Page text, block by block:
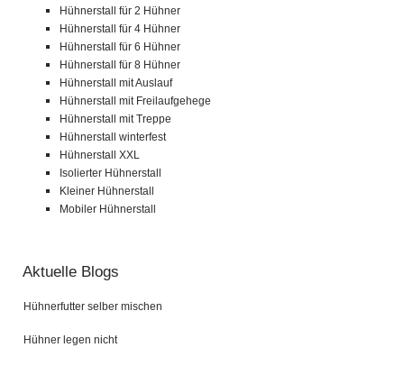
Hühnerstall für 2 Hühner
Hühnerstall für 4 Hühner
Hühnerstall für 6 Hühner
Hühnerstall für 8 Hühner
Hühnerstall mit Auslauf
Hühnerstall mit Freilaufgehege
Hühnerstall mit Treppe
Hühnerstall winterfest
Hühnerstall XXL
Isolierter Hühnerstall
Kleiner Hühnerstall
Mobiler Hühnerstall
Aktuelle Blogs
Hühnerfutter selber mischen
Hühner legen nicht